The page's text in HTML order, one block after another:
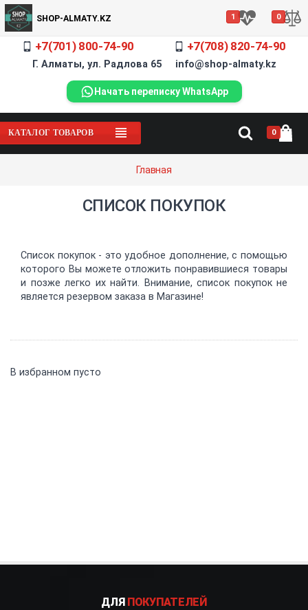
SHOP-ALMATY.KZ 1 0
+7(701) 800-74-90 +7(708) 820-74-90
Г. Алматы, ул. Радлова 65 info@shop-almaty.kz
Начать переписку WhatsApp
КАТАЛОГ ТОВАРОВ 0
Главная
СПИСОК ПОКУПОК
Список покупок - это удобное дополнение, с помощью
которого Вы можете отложить понравившиеся товары
и позже легко их найти. Внимание, список покупок не
является резервом заказа в Магазине!
В избранном пусто
ДЛЯ ПОКУПАТЕЛЕЙ